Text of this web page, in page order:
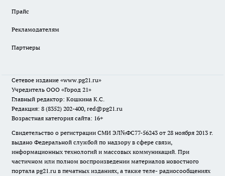
Прайс
Рекламодателям
Партнеры
Сетевое издание «www.pg21.ru»
Учредитель ООО «Город 21»
Главный редактор: Кошкина К.С.
Редакция: 8 (8352) 202-400, red@pg21.ru
Возрастная категория сайта: 16+
Свидетельство о регистрации СМИ ЭЛ№ФС77-56243 от 28 ноября 2013 г.
выдано Федеральной службой по надзору в сфере связи,
информационных технологий и массовых коммуникаций. При
частичном или полном воспроизведении материалов новостного
портала pg21.ru в печатных изданиях, а также теле- радиосообщениях